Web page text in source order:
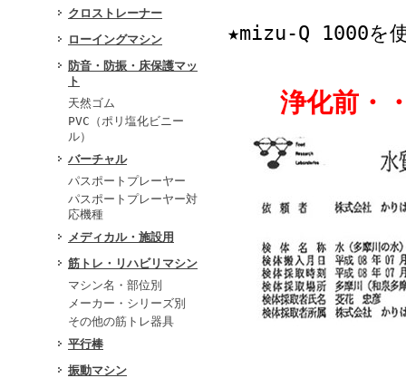
クロストレーナー
ローイングマシン
防音・防振・床保護マッ
ト
天然ゴム
PVC（ポリ塩化ビニー
ル）
バーチャル
パスポートプレーヤー
パスポートプレーヤー対
応機種
メディカル・施設用
筋トレ・リハビリマシン
マシン名・部位別
メーカー・シリーズ別
その他の筋トレ器具
平行棒
振動マシン
★mizu-Q 1000を
浄化前・・